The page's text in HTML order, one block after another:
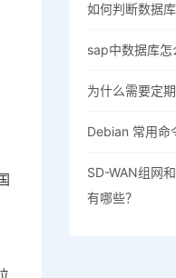
如何判断数据
sap中数据库
为什么需要定
Debian 常用命
SD-WAN组网
有哪些？